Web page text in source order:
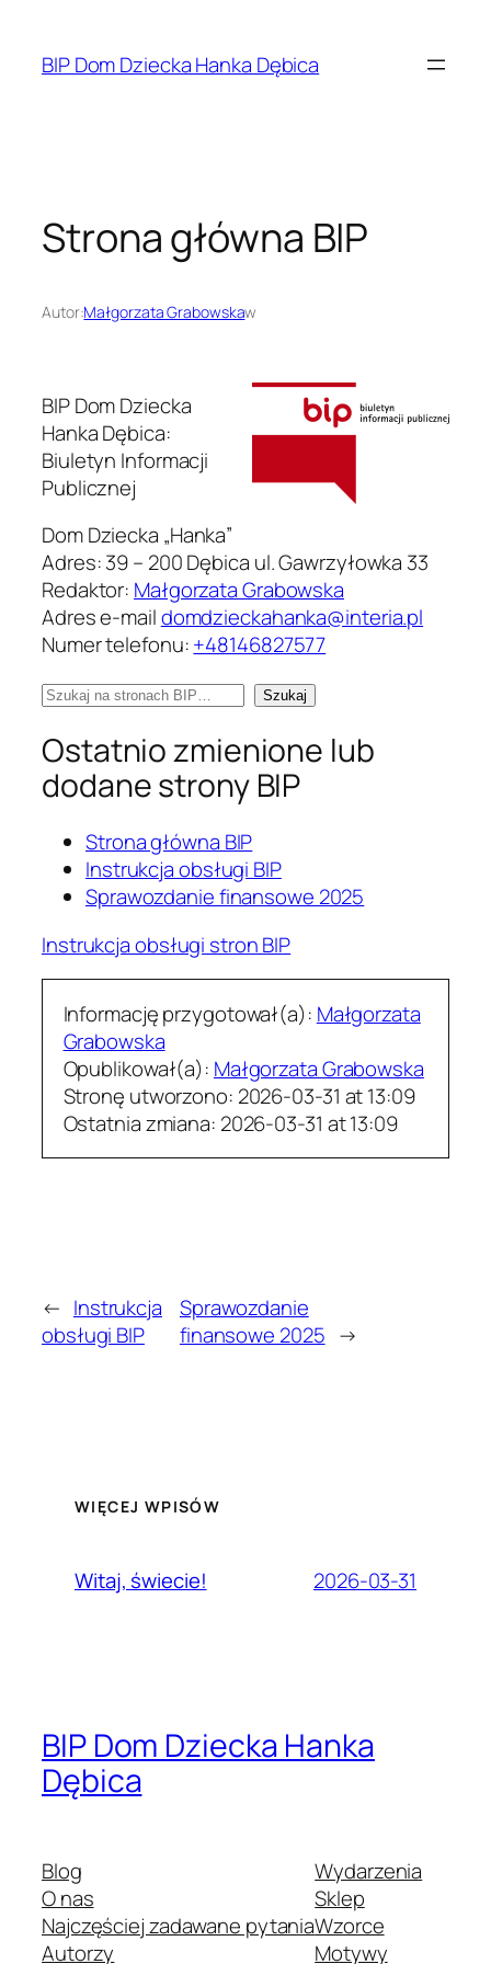
treściBIP Dom Dziecka Hanka Dębica
Strona główna BIP
Autor:Małgorzata Grabowskaw
BIP Dom Dziecka
Hanka Dębica:
Biuletyn Informacji
Publicznej
Dom Dziecka „Hanka”
Adres:39 – 200 Dębica ul. Gawrzyłowka 33
Redaktor: Małgorzata Grabowska
Adres e-maildomdzieckahanka@interia.pl
Numer telefonu:+48146827577
Szukaj
stronach
BIP:
Ostatnio zmienione lub
dodane strony BIP
Strona główna BIP
Instrukcja obsługi BIP
Sprawozdanie finansowe 2025
Instrukcja obsługi stron BIP
Informację przygotował(a): Małgorzata
Grabowska
Opublikował(a): Małgorzata Grabowska
Stronę utworzono: 2026-03-31 at 13:09
Ostatnia zmiana: 2026-03-31 at 13:09
← Instrukcja
obsługi BIP
Sprawozdanie
finansowe 2025 →
WIĘCEJ WPISÓW
Witaj, świecie! 2026-03-31
BIP Dom Dziecka Hanka
Dębica
Blog
O nas
Najczęściej zadawane pytania
Autorzy
Wydarzenia
Sklep
Wzorce
Motywy